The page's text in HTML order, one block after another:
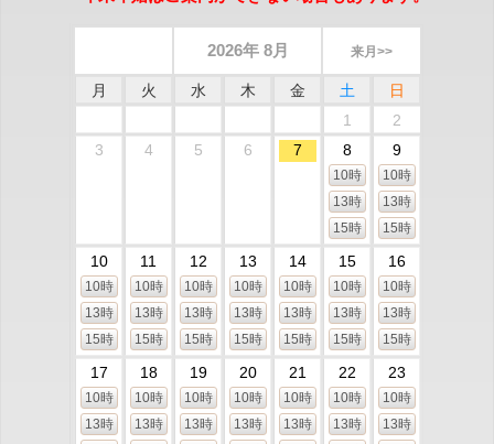
2026年 8月 来月>>
月 火 水 木 金 土
日
1
2
3
4 5 6 7 8
10時
13時
15時
9
10時
13時
15時
10
10時
13時
15時
11
10時
13時
15時
12
10時
13時
15時
13
10時
13時
15時
14
10時
13時
15時
15
10時
13時
15時
16
10時
13時
15時
17
10時
13時
18
10時
13時
19
10時
13時
20
10時
13時
21
10時
13時
22
10時
13時
23
10時
13時